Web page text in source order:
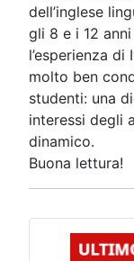
dell’inglese
gli 8 e i 12
l’esperienza
molto ben
studenti: una
interessi degli
dinamico.
Buona lettura!